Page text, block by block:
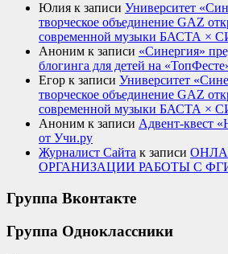
Юлия к записи Университет
творческое объединение GAZ
современной музыки БАСТА ×
Аноним к записи «Синергия»
блогинга для детей на
Егор к записи Университет
творческое объединение GAZ
современной музыки БАСТА ×
Аноним к записи Адвент-квест
от Учи.ру
Журналист Сайта к записи
ОРГАНИЗАЦИИ РАБОТЫ С
Группа Вконтакте
Группа Одноклассники